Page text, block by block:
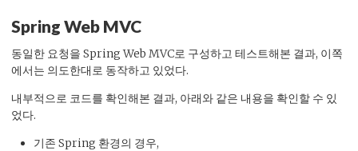
Spring Web MVC
동일한 요청을 Spring Web MVC로 구성하고 테스트해본 결과, 이쪽
에서는 의도한대로 동작하고 있었다.
내부적으로 코드를 확인해본 결과, 아래와 같은 내용을 확인할 수 있
었다.
기존 Spring 환경의 경우,